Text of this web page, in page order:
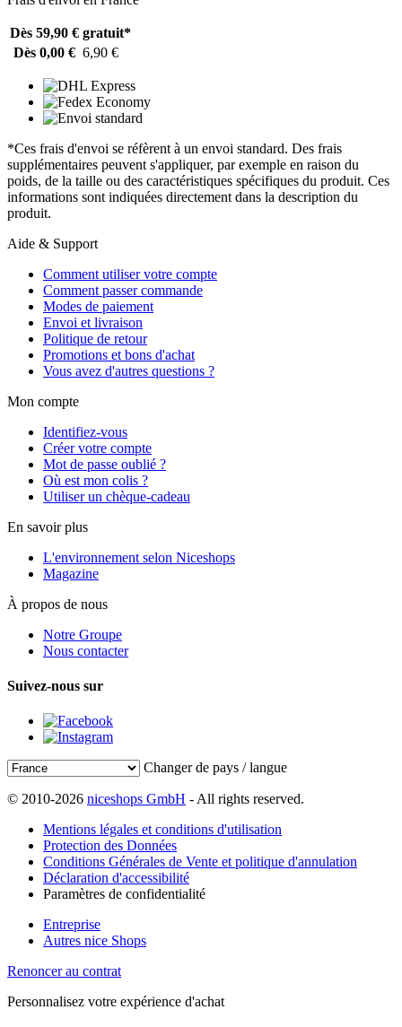
Dès 59,90 € gratuit*
Dès 0,00 € 6,90 €
*Ces frais d'envoi se réfèrent à un envoi standard. Des frais
supplémentaires peuvent s'appliquer, par exemple en raison du
poids, de la taille ou des caractéristiques spécifiques du produit. Ces
informations sont indiquées directement dans la description du
produit.
Aide & Support
Comment utiliser votre compte
Comment passer commande
Modes de paiement
Envoi et livraison
Politique de retour
Promotions et bons d'achat
Vous avez d'autres questions ?
Mon compte
Identifiez-vous
Créer votre compte
Mot de passe oublié ?
Où est mon colis ?
Utiliser un chèque-cadeau
En savoir plus
L'environnement selon Niceshops
Magazine
À propos de nous
Notre Groupe
Nous contacter
Suivez-nous sur
Changer de pays / langue
© 2010-2026 niceshops GmbH - All rights reserved.
Mentions légales et conditions d'utilisation
Protection des Données
Conditions Générales de Vente et politique d'annulation
Déclaration d'accessibilité
Paramètres de confidentialité
Entreprise
Autres nice Shops
Renoncer au contrat
Personnalisez votre expérience d'achat